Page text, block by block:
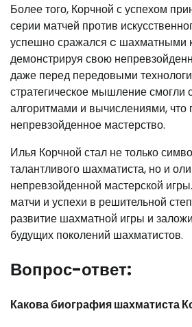
Более того, Корчной с успехом
серии матчей против
успешно сражался c шахматными
демонстрируя свою
даже перед передовыми
стратегическое мышление смогли
алгоритмами и вычислениями, что
непревзойденное мастерство.
Илья Корчной стал не только
талантливого шахматиста, но и
непревзойденной мастерской
матчи и успехи в решительной
развитие шахматной игры и
будущих поколений шахматистов.
Вопрос-ответ:
Какова биография шахматиста